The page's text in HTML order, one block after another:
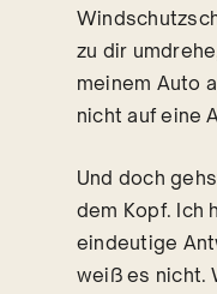
zu dir
meinem Auto
nicht auf eine
Und doch
dem Kopf. Ich
eindeutige
weiß es nicht.